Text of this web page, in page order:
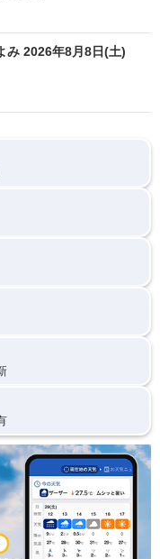
み 2026年8月8日(土)